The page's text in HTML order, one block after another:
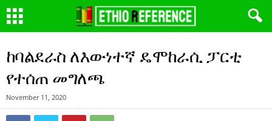
ከባልደራስ ለእውነተኛ ዴሞከራሲ ፓርቲ
የተሰጠ መግለጫ
November 11, 2020